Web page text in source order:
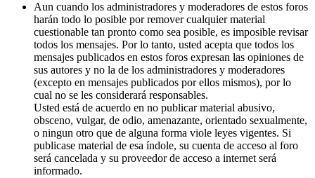
Aun cuando los administradores y moderadores de estos foros
harán todo lo posible por remover cualquier material
cuestionable tan pronto como sea posible, es imposible revisar
todos los mensajes. Por lo tanto, usted acepta que todos los
mensajes publicados en estos foros expresan las opiniones de
sus autores y no la de los administradores y moderadores
(excepto en mensajes publicados por ellos mismos), por lo
cual no se les considerará responsables.
Usted está de acuerdo en no publicar material abusivo,
obsceno, vulgar, de odio, amenazante, orientado sexualmente,
o ningun otro que de alguna forma viole leyes vigentes. Si
publicase material de esa índole, su cuenta de acceso al foro
será cancelada y su proveedor de acceso a internet será
informado.